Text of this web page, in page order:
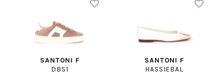
SANTONI F
DBS1
SANTONI F
HASSIEBAL